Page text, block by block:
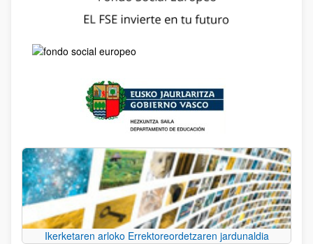
Ikerketaren arloko Errektoreordetzaren jardunaldia